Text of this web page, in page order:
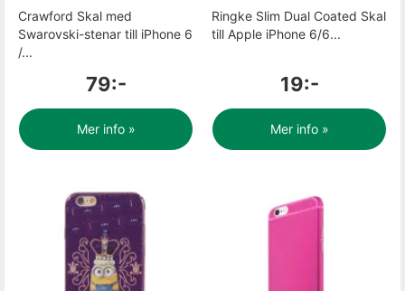
Crawford Skal med
Swarovski-stenar till iPhone 6
/...
79:-
Mer info »
Ringke Slim Dual Coated Skal
till Apple iPhone 6/6...
19:-
Mer info »